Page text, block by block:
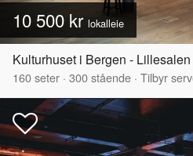
10 500 kr lokalleie
Kulturhuset i Bergen - Lillesalen
160seter · 300stående · Tilbyr